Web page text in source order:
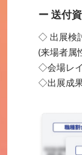
ー 送付
◇ 出展検
(来場者属
◇会場レ
◇出展成